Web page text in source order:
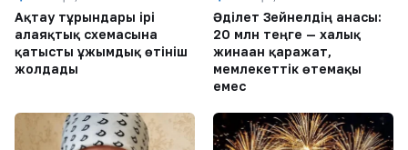
Ақтау тұрғындары ірі
алаяқтық схемасына
қатысты ұжымдық өтініш
жолдады
Әділет Зейнелдің анасы:
20 млн теңге — халық
жинаған қаражат,
мемлекеттік өтемақы
емес